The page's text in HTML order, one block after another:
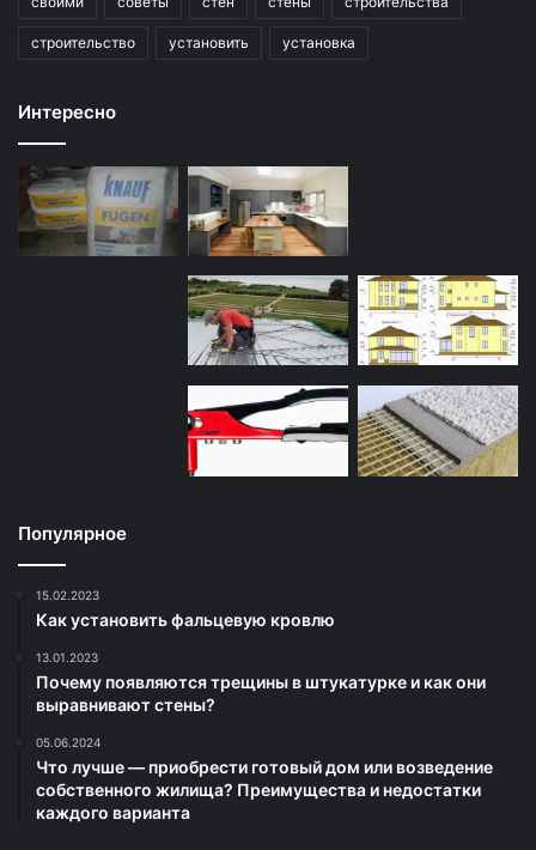
строительство установить установка
Интересно
Популярное
15.02.2023
Как установить фальцевую кровлю
13.01.2023
Почему появляются трещины в штукатурке и как они
выравнивают стены?
05.06.2024
Что лучше — приобрести готовый дом или возведение
собственного жилища? Преимущества и недостатки
каждого варианта